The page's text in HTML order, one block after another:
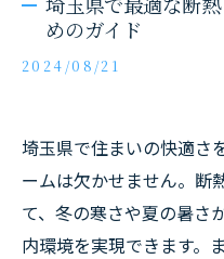
めのガイド
2024/08/21
埼玉県で住まいの快適さ
ームは欠かせません。断
て、冬の寒さや夏の暑さ
内環境を実現できます。